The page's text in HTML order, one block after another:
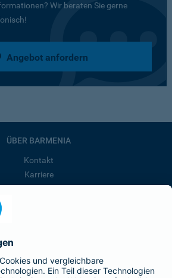
Wir beraten Sie gerne
Angebot anfordern
ÜBER BARMENIA
Kontakt
Karriere
ist Teil der BarmeniaGothaer
BELIEBTE SEITEN